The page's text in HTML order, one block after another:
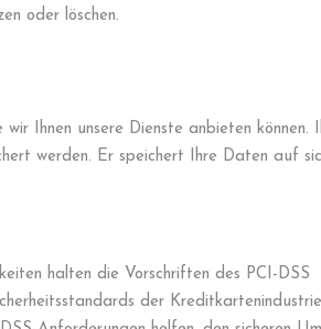
oder löschen.
Ihnen unsere Dienste anbieten können.
werden. Er speichert Ihre Daten auf
halten die Vorschriften des PCI-DSS
der